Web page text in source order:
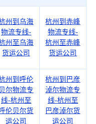
州到乌海
物流专线-
州至乌海
货运公司
杭州到赤峰
物流专线-
杭州至赤峰
货运公司
州到呼伦
贝尔物流专
线-杭州至
伦贝尔货
运公司
杭州到巴彦
淖尔物流专
线-杭州至
巴彦淖尔货
运公司